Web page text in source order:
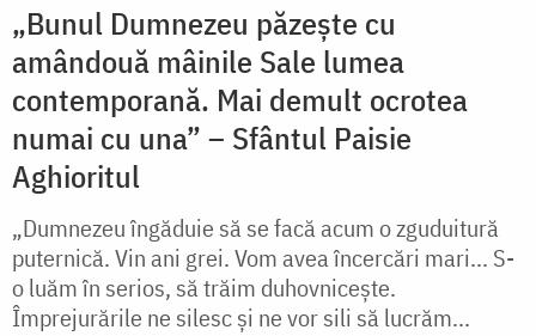
„Bunul Dumnezeu păzește cu
amândouă mâinile Sale lumea
contemporană. Mai demult ocrotea
numai cu una” – Sfântul Paisie
Aghioritul
„Dumnezeu îngăduie să se facă acum o zguduitură
puternică. Vin ani grei. Vom avea încercări mari... S-
o luăm în serios, să trăim duhovnicește.
Împrejurările ne silesc și ne vor sili să lucrăm...